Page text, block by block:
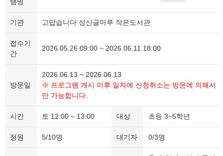
기관 고맙습니다 성산글마루 작은도서관
접수기
간
2026.05.26 09:00 ~ 2026.06.11 18:00
방문일
2026.06.13 ~ 2026.06.13
※ 프로그램 개시 이후 일자에 신청취소는 방문에 의해서
만 가능합니다.
시간 토 12:00 ~ 13:00 대상 초등 3~5학년
정원 5/10명 대기자 0/3명